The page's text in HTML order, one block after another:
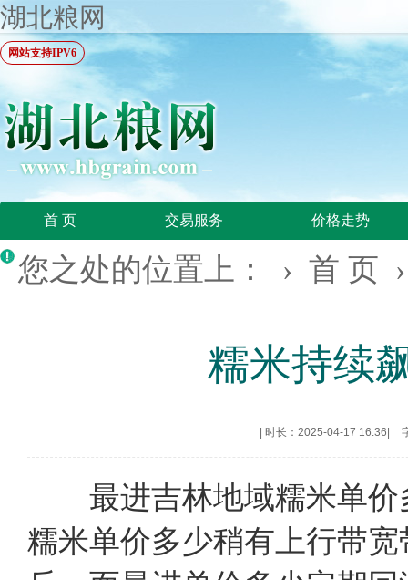
湖北粮网
网站支持IPV6
首 页 交易服务 价格走势
您之处的位置上： › 首 页
糯米持续
时长：2025-04-17 16:36
最进吉林地域糯米单价
糯米单价多少稍有上行带